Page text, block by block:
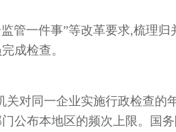
管一件事”等改革要求,梳理
成检查。
对同一企业实施行政检查
公布本地区的频次上限。国